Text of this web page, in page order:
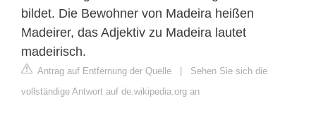
bildet. Die Bewohner von Madeira heißen
Madeirer, das Adjektiv zu Madeira lautet
madeirisch.
Antrag auf Entfernung der Quelle | Sehen Sie sich die
vollständige Antwort auf de.wikipedia.org an